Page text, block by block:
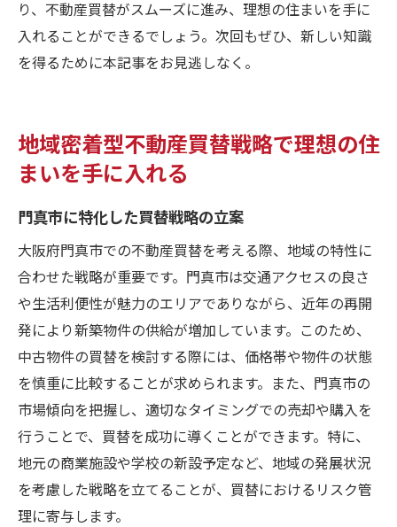
り、不動産買替がスムーズに進み、理想の住まいを手に
入れることができるでしょう。次回もぜひ、新しい知識
を得るために本記事をお見逃しなく。
地域密着型不動産買替戦略で理想の住
まいを手に入れる
門真市に特化した買替戦略の立案
大阪府門真市での不動産買替を考える際、地域の特性に
合わせた戦略が重要です。門真市は交通アクセスの良さ
や生活利便性が魅力のエリアでありながら、近年の再開
発により新築物件の供給が増加しています。このため、
中古物件の買替を検討する際には、価格帯や物件の状態
を慎重に比較することが求められます。また、門真市の
市場傾向を把握し、適切なタイミングでの売却や購入を
行うことで、買替を成功に導くことができます。特に、
地元の商業施設や学校の新設予定など、地域の発展状況
を考慮した戦略を立てることが、買替におけるリスク管
理に寄与します。